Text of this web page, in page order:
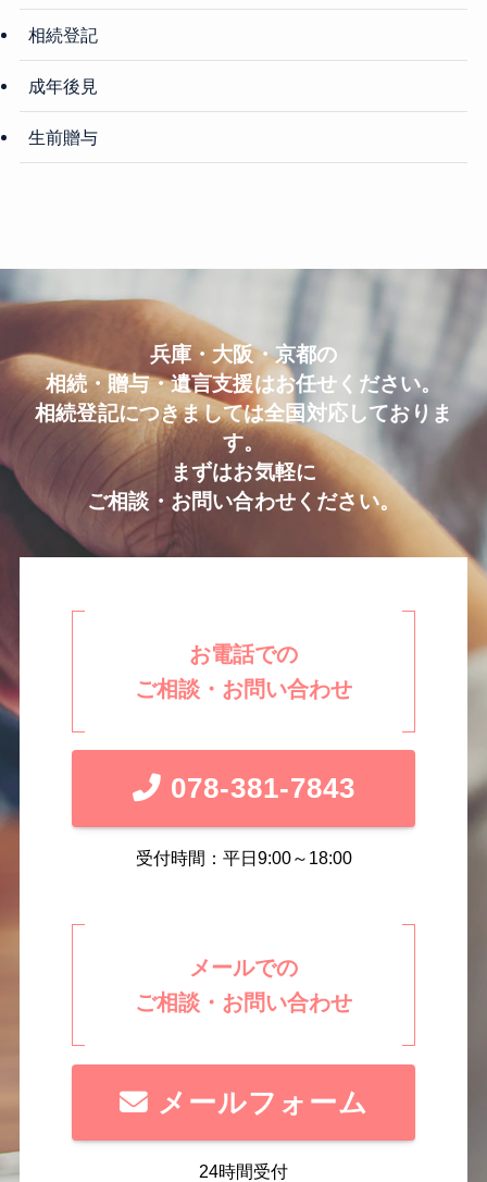
相続登記
成年後見
生前贈与
兵庫・大阪・京都の
相続・贈与・遺言支援はお任せください。
相続登記につきましては全国対応しておりま
す。
まずはお気軽に
ご相談・お問い合わせください。
お電話での
ご相談・お問い合わせ
078-381-7843
受付時間：平日9:00～18:00
メールでの
ご相談・お問い合わせ
メールフォーム
24時間受付